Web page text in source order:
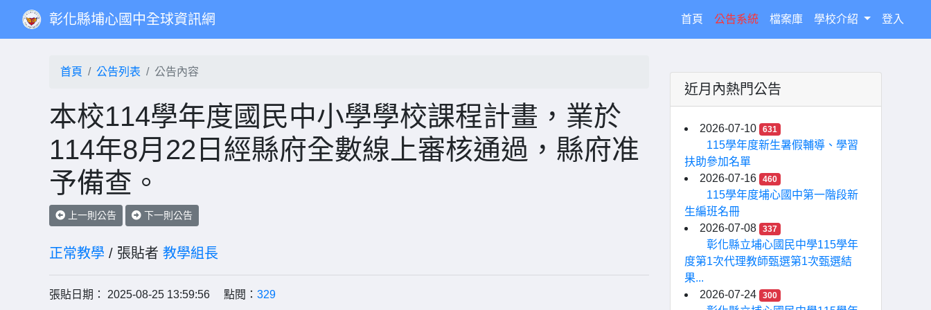
彰化縣埔心國中全球資訊網 首頁 (current)
公告系統 檔案庫 學校介紹 登入
首頁 公告列表 公告內容
本校114學年度國民中小學學校課程計畫，業於
114年8月22日經縣府全數線上審核通過，縣府准
予備查。
上一則公告 下一則公告
正常教學 / 張貼者 教學組長
張貼日期： 2025-08-25 13:59:56 點閱： 329
近月內熱門公告
2026-07-10 631
115學年度新生暑假輔導、學習
扶助參加名單
2026-07-16
460
115學年度埔心國中第一階段新
生編班名冊
2026-07-08
337
彰化縣立埔心國民中學115學年
度第1次代理教師甄選第1次甄選結
果...
2026-07-24
300